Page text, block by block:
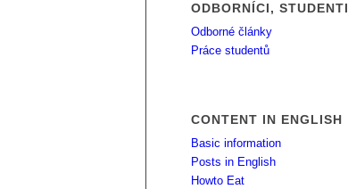
ODBORNÍCI, STUDENTI
Odborné články
Práce studentů
CONTENT IN ENGLISH
Basic information
Posts in English
Howto Eat